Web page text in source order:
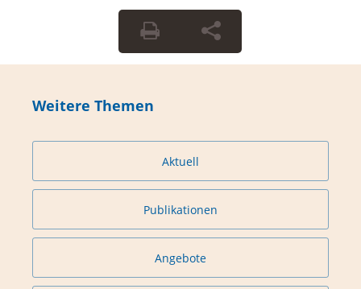
Weitere Themen
Aktuell
Publikationen
Angebote